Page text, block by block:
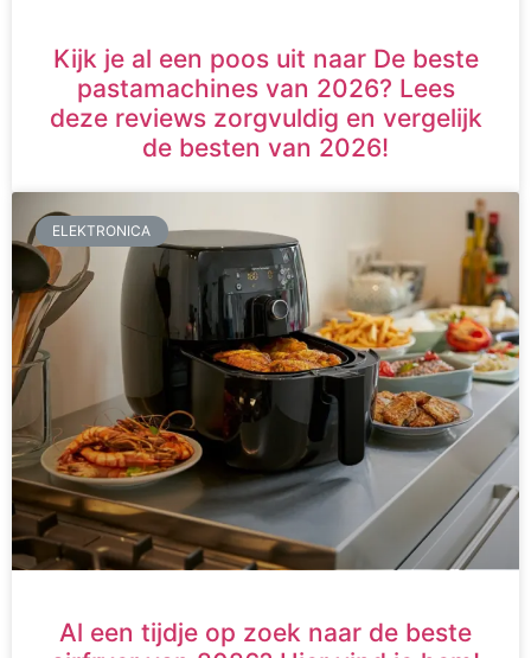
Kijk je al een poos uit naar De beste
pastamachines van 2026? Lees
deze reviews zorgvuldig en vergelijk
de besten van 2026!
ELEKTRONICA
Al een tijdje op zoek naar de beste